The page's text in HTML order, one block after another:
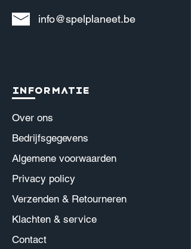
info@spelplaneet.be
Informatie
Over ons
Bedrijfsgegevens
Algemene voorwaarden
Privacy policy
Verzenden & Retourneren
Klachten & service
Contact